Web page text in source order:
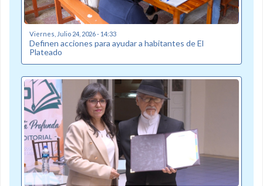
Viernes, Julio 24, 2026 - 14:33
Definen acciones para ayudar a habitantes de El
Plateado